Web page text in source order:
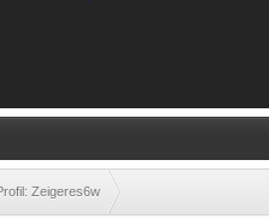
Zeigeres6w